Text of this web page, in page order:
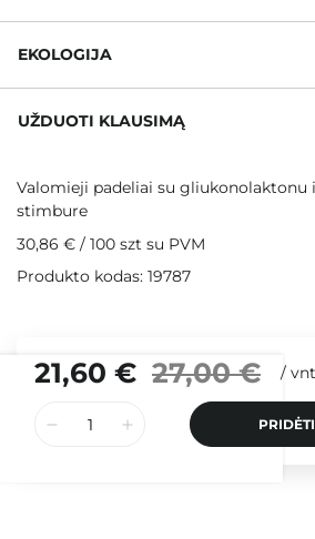
21,60 € 27,00 € /
EKOLOGIJA
UŽDUOTI KLAUSIMĄ
Valomieji padeliai su gliukonolaktonu
stimbure
30,86 € / 100 szt su PVM
Produkto kodas: 19787